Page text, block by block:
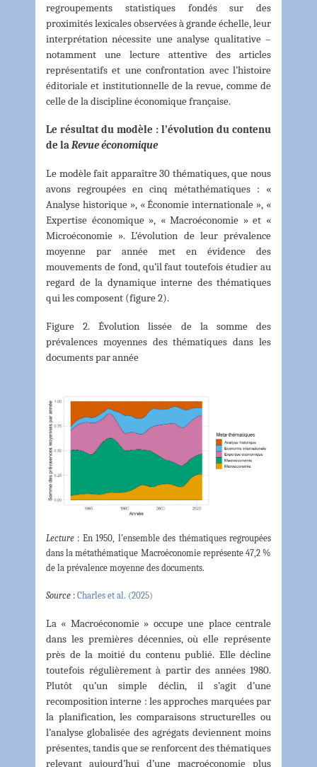
regroupements statistiques fondés sur des
proximités lexicales observées à grande échelle, leur
interprétation nécessite une analyse qualitative –
notamment une lecture attentive des articles
représentatifs et une confrontation avec l’histoire
éditoriale et institutionnelle de la revue, comme de
celle de la discipline économique française.
Le résultat du modèle : l’évolution du contenu
de laRevue économique
Le modèle fait apparaître 30 thématiques, que nous
avons regroupées en cinq métathématiques : «
Analyse historique », « Économie internationale », «
Expertise économique », « Macroéconomie » et «
Microéconomie ». L’évolution de leur prévalence
moyenne par année met en évidence des
mouvements de fond, qu’il faut toutefois étudier au
regard de la dynamique interne des thématiques
qui les composent (figure 2).
Figure 2. Évolution lissée de la somme des
prévalences moyennes des thématiques dans les
documents par année
Lecture : En 1950, l’ensemble des thématiques regroupées
dans la métathématique Macroéconomie représente 47,2 %
de la prévalence moyenne des documents.
Source : Charles et al. (2025)
La « Macroéconomie » occupe une place centrale
dans les premières décennies, où elle représente
près de la moitié du contenu publié. Elle décline
toutefois régulièrement à partir des années 1980.
Plutôt qu’un simple déclin, il s’agit d’une
recomposition interne : les approches marquées par
la planification, les comparaisons structurelles ou
l’analyse globalisée des agrégats deviennent moins
présentes, tandis que se renforcent des thématiques
relevant aujourd’hui d’une macroéconomie plus